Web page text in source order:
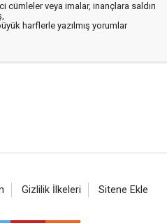
cümleler veya imalar, inançlara saldırı
harflerle yazılmış yorumlar
Gizlilik İlkeleri Sitene Ekle